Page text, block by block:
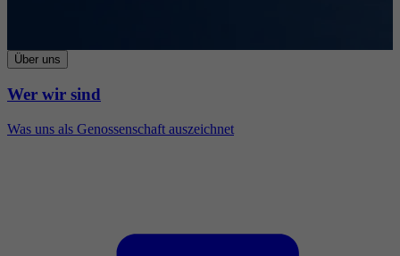
Über uns
Wer wir sind
Was uns als Genossenschaft auszeichnet